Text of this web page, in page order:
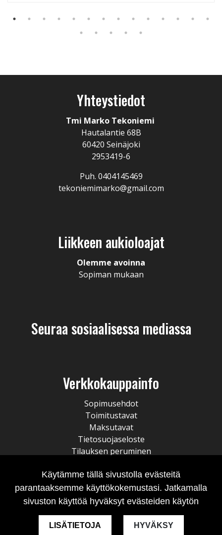
Yhteystiedot
Tmi Marko Tekoniemi
Hautalantie 68B
60420 Seinäjoki
2953419-6
Puh. 0404145469
tekoniemimarko@gmail.com
Liikkeen aukioloajat
Olemme avoinna
Sopiman mukaan
Seuraa sosiaalisessa mediassa
Verkkokauppainfo
Sopimusehdot
Toimitustavat
Maksutavat
Tietosuojaseloste
Tilauksen peruminen
Käytämme tällä sivustolla evästeitä
parantaaksemme käyttökokemustasi. Jatkamalla
sivuston käyttöä hyväksyt evästeiden käytön
LISÄTIETOJA HYVÄKSY